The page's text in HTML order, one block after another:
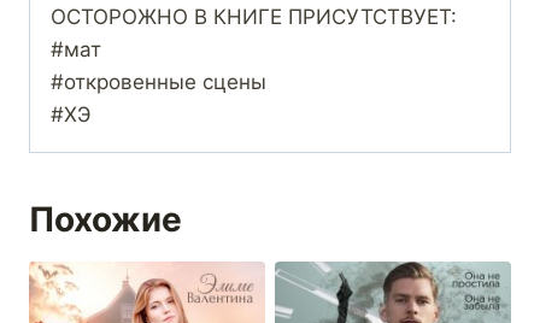
ОСТОРОЖНО В КНИГЕ ПРИСУТСТВУЕТ:
#мат
#откровенные сцены
#ХЭ
Похожие